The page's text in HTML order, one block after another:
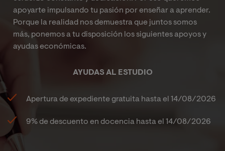
apoyarte impulsando tu pasión por enseñar a aprender.
Porque la realidad nos demuestra que juntos somos
más, ponemos a tu disposición los siguientes apoyos y
ayudas económicas.
AYUDAS AL ESTUDIO
Apertura de expediente gratuita hasta el 14/08/2026
9%de descuento en docencia hasta el 14/08/2026